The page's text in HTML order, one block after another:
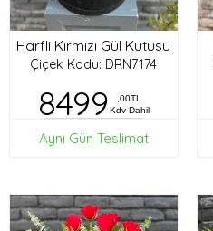
Harfli Kırmızı Gül Kutusu
Çiçek Kodu: DRN7174
8499
,00TL
Kdv Dahil
Aynı Gün Teslimat